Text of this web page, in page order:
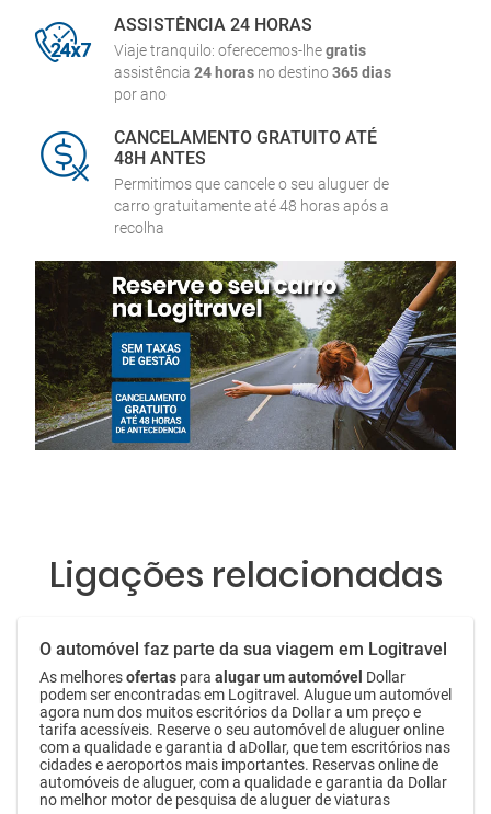
ASSISTÊNCIA 24 HORAS
Viaje tranquilo: oferecemos-lhegratis
assistência 24 horas no destino365 dias
por ano
CANCELAMENTO GRATUITO ATÉ
48H ANTES
Permitimos que cancele o seu aluguer de
carro gratuitamente até 48 horas após a
recolha
Ligações relacionadas
O automóvel faz parte da sua viagem em Logitravel
As melhoresofertas para alugar um automóvel Dollar
podem ser encontradas em Logitravel. Alugue um automóvel
agora num dos muitos escritórios da Dollar a um preço e
tarifa acessíveis. Reserve o seu automóvel de aluguer online
com a qualidade e garantia d aDollar, que tem escritórios nas
cidades e aeroportos mais importantes. Reservas online de
automóveis de aluguer, com a qualidade e garantia da Dollar
no melhor motor de pesquisa de aluguer de viaturas